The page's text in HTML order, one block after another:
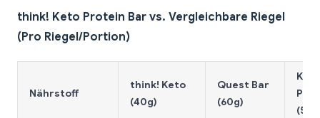
think! Keto Protein Bar vs. Vergleichbare Riegel
(Pro Riegel/Portion)
Nährstoff
think! Keto
(40g)
Quest Bar
(60g)
KIND